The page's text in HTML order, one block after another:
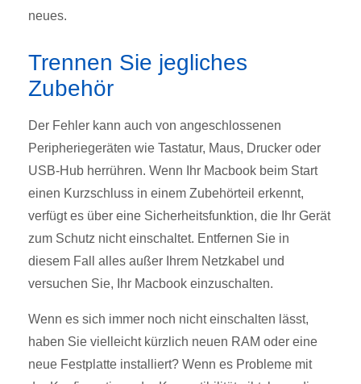
neues.
Trennen Sie jegliches
Zubehör
Der Fehler kann auch von angeschlossenen
Peripheriegeräten wie Tastatur, Maus, Drucker oder
USB-Hub herrühren. Wenn Ihr Macbook beim Start
einen Kurzschluss in einem Zubehörteil erkennt,
verfügt es über eine Sicherheitsfunktion, die Ihr Gerät
zum Schutz nicht einschaltet. Entfernen Sie in
diesem Fall alles außer Ihrem Netzkabel und
versuchen Sie, Ihr Macbook einzuschalten.
Wenn es sich immer noch nicht einschalten lässt,
haben Sie vielleicht kürzlich neuen RAM oder eine
neue Festplatte installiert? Wenn es Probleme mit